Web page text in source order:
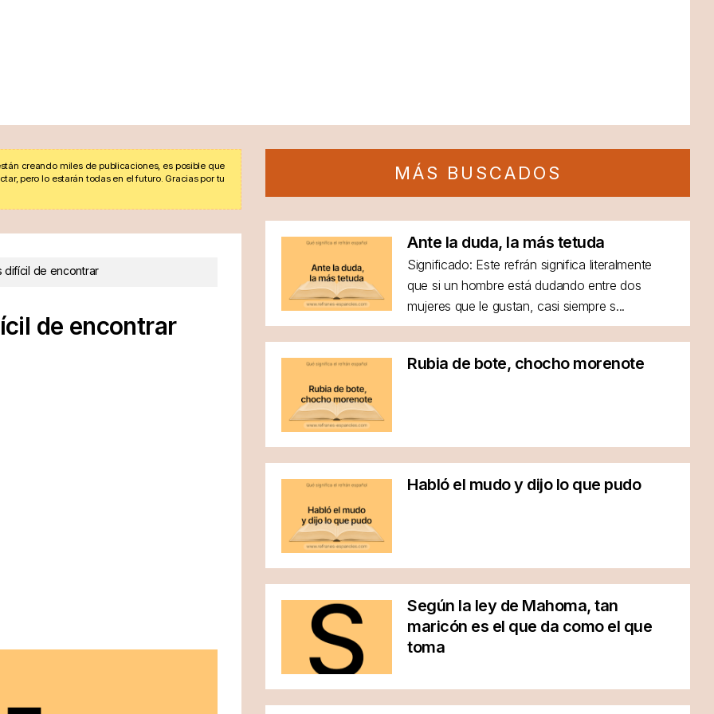
creando miles de publicaciones, es posible que
pero lo estarán todas en el futuro. Gracias por tu
difícil de encontrar
de encontrar
MÁS BUSCADOS
Ante la duda, la más tetuda
Significado: Este refrán significa literalmente
que si un hombre está dudando entre dos
mujeres que le gustan, casi siempre s...
Rubia de bote, chocho morenote
Habló el mudo y dijo lo que pudo
Según la ley de Mahoma, tan
maricón es el que da como el que
toma